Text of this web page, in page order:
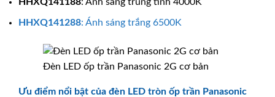
HHXQ141288: Ánh sáng trắng 6500K
Đèn LED ốp trần Panasonic 2G cơ bản
Ưu điểm nổi bật của đèn LED tròn ốp trần Panasonic